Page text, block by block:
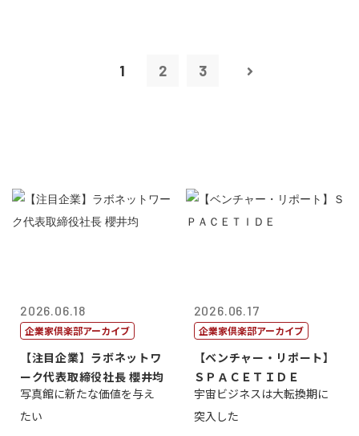
1 2 3
2026.06.18
企業家倶楽部アーカイブ
【注目企業】ラボネットワ
ーク代表取締役社長 櫻井均
写真館に新たな価値を与え
たい
2026.06.17
企業家倶楽部アーカイブ
【ベンチャー・リポート】
ＳＰＡＣＥＴＩＤＥ
宇宙ビジネスは大転換期に
突入した